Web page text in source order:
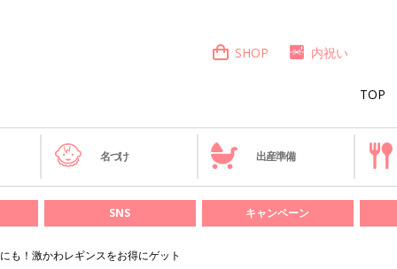
TOP
SHOP 内祝い
名づけ 出産準備
SNS キャンペーン
も！激かわレギンスをお得にゲット